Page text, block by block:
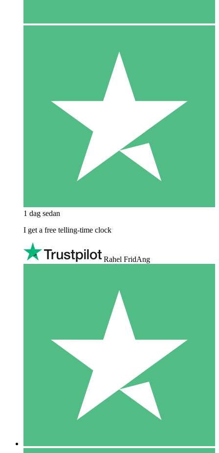
1 dag sedan
I get a free telling-time clock
Rahel FridAng